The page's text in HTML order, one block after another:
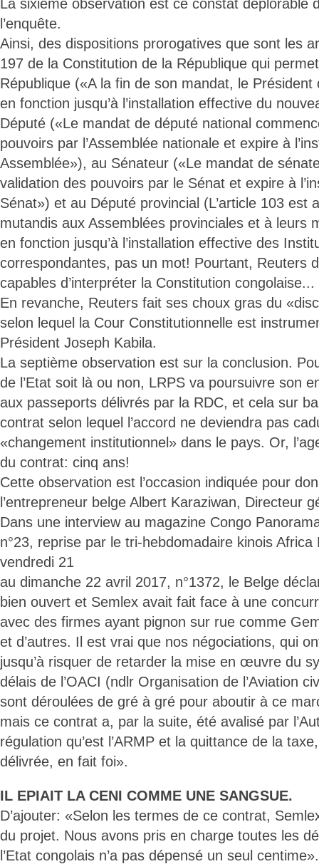
La sixième observation est ce constat déplorable
l’enquête.
Ainsi, des dispositions prorogatives que sont les
197 de la Constitution de la République qui
République («A la fin de son mandat, le Président
en fonction jusqu’à l’installation effective du
Député («Le mandat de député national
pouvoirs par l’Assemblée nationale et expire à
Assemblée»), au Sénateur («Le mandat de
validation des pouvoirs par le Sénat et expire à
Sénat») et au Député provincial (L’article 103 est
mutandis aux Assemblées provinciales et à leurs
en fonction jusqu’à l’installation effective des
correspondantes, pas un mot! Pourtant, Reuters
capables d’interpréter la Constitution congolaise...
En revanche, Reuters fait ses choux gras du
selon lequel la Cour Constitutionnelle est
Président Joseph Kabila.
La septième observation est sur la conclusion.
de l’Etat soit là ou non, LRPS va poursuivre son
aux passeports délivrés par la RDC, et cela sur
contrat selon lequel l’accord ne deviendra pas
«changement institutionnel» dans le pays. Or,
du contrat: cinq ans!
Cette observation est l’occasion indiquée pour
l’entrepreneur belge Albert Karaziwan, Directeur
Dans une interview au magazine Congo
n°23, reprise par le tri-hebdomadaire kinois Africa
vendredi 21
au dimanche 22 avril 2017, n°1372, le Belge
bien ouvert et Semlex avait fait face à une
avec des firmes ayant pignon sur rue comme
et d’autres. Il est vrai que nos négociations, qui
jusqu’à risquer de retarder la mise en œuvre du
délais de l’OACI (ndlr Organisation de l’Aviation
sont déroulées de gré à gré pour aboutir à ce
mais ce contrat a, par la suite, été avalisé par
régulation qu’est l’ARMP et la quittance de la
délivrée, en fait foi».
IL EPIAIT LA CENI COMME UNE SANGSUE.
D’ajouter: «Selon les termes de ce contrat,
du projet. Nous avons pris en charge toutes les
l’Etat congolais n’a pas dépensé un seul centime».